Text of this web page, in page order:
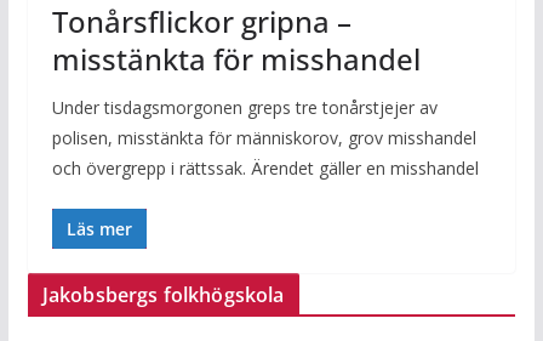
Tonårsflickor gripna –
misstänkta för misshandel
Under tisdagsmorgonen greps tre tonårstjejer av
polisen, misstänkta för människorov, grov misshandel
och övergrepp i rättssak. Ärendet gäller en misshandel
Läs mer
Jakobsbergs folkhögskola